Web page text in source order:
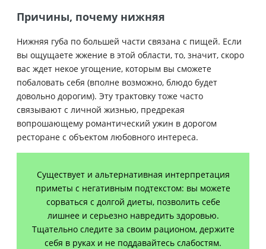
Причины, почему нижняя
Нижняя губа по большей части связана с пищей. Если
вы ощущаете жжение в этой области, то, значит, скоро
вас ждет некое угощение, которым вы сможете
побаловать себя (вполне возможно, блюдо будет
довольно дорогим). Эту трактовку тоже часто
связывают с личной жизнью, предрекая
вопрошающему романтический ужин в дорогом
ресторане с объектом любовного интереса.
Существует и альтернативная интерпретация
приметы с негативным подтекстом: вы можете
сорваться с долгой диеты, позволить себе
лишнее и серьезно навредить здоровью.
Тщательно следите за своим рационом, держите
себя в руках и не поддавайтесь слабостям.